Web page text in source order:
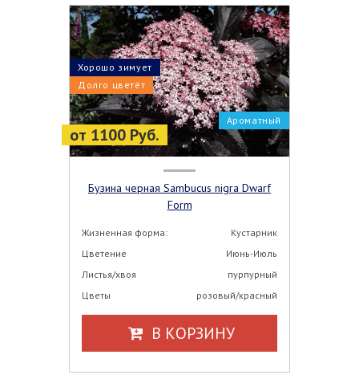
от 1100 Руб.
Ароматный
Долго цветёт
Хорошо зимует
Бузина черная Sambucus nigra Dwarf
Form
Жизненная форма:
Кустарник
Цветение
Июнь-Июль
Листья/хвоя
пурпурный
Цветы
розовый/красный
В КОРЗИНУ